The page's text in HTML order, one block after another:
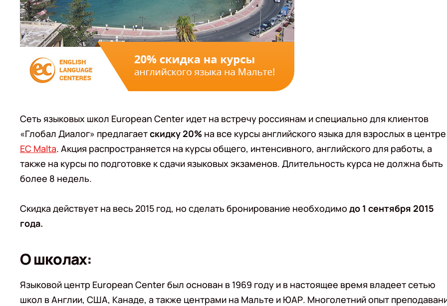
Сеть языковых школ European Center идет на встречу россиянам и специально для клиентов
«Глобал Диалог» предлагаетскидку 20% на все курсы английского языка для взрослых в центре
EC Malta. Акция распространяется на курсы общего, интенсивного, английского для работы, а
также на курсы по подготовке к сдачи языковых экзаменов. Длительность курса не должна быть
более 8 недель.
Скидка действует на весь 2015 год, но сделать бронирование необходимо до 1 сентября 2015
года.
О школах:
Языковой центр European Center был основан в 1969 году и в настоящее время владеет сетью
школ в Англии, США, Канаде, а также центрами на Мальте и ЮАР. Многолетний опыт